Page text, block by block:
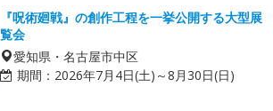
『呪術廻戦』の創作工程を一挙公開する大型展
覧会
愛知県・名古屋市中区
期間： 2026年7月4日(土)～8月30日(日)